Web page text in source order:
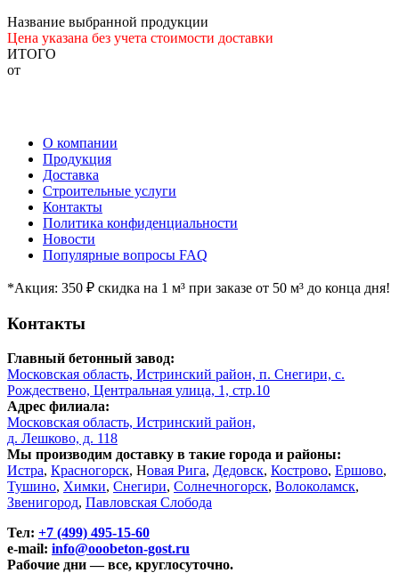
Название выбранной продукции
Цена указана без учета стоимости доставки
ИТОГО
от
О компании
Продукция
Доставка
Строительные услуги
Контакты
Политика конфиденциальности
Новости
Популярные вопросы FAQ
*Акция: 350 ₽ скидка на 1 м³ при заказе от 50 м³ до конца дня!
Контакты
Главный бетонный завод:
Московская область, Истринский район, п. Снегири, с.
Рождествено, Центральная улица, 1, стр.10
Адрес филиала:
Московская область, Истринский район,
д. Лешково, д. 118
Мы производим доставку в такие города и районы:
Истра, Красногорск, Новая Рига, Дедовск, Кострово, Ершово,
Тушино, Химки, Снегири, Солнечногорск, Волоколамск,
Звенигород, Павловская Слобода
Тел: +7 (499) 495-15-60
e-mail: info@ooobeton-gost.ru
Рабочие дни — все, круглосуточно.